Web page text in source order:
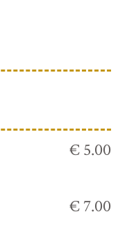
€ 5.00
€ 7.00